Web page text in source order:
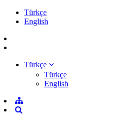
Türkçe
English
Türkçe
Türkçe
English